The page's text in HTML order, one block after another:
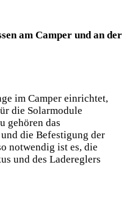
am Camper ⁤und⁢ an der‍
⁢im Camper einrichtet,
die Solarmodule
‍gehören das
die ‍Befestigung der
notwendig ist es, die​
und des Ladereglers